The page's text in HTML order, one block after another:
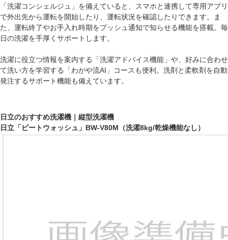
「洗濯コンシェルジュ」を備えていると、スマホと連携して専用アプリ
で外出先から運転を開始したり、運転状況を確認したりできます。ま
た、運転終了やお手入れ時期をプッシュ通知で知らせる機能を搭載。毎
日の洗濯を手厚くサポートします。
洗濯に役立つ情報を案内する「洗濯アドバイス機能」や、好みに合わせ
て洗い方を学習する「わがや流AI」コースも便利。洗剤と柔軟剤を自動
発注するサポート機能も備えています。
日立のおすすめ洗濯機｜縦型洗濯機
日立「ビートウォッシュ」BW-V80M（洗濯8kg/乾燥機能なし）